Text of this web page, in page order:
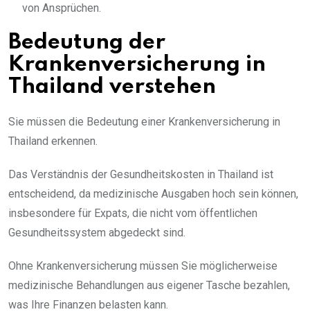
von Ansprüchen.
Bedeutung der
Krankenversicherung in
Thailand verstehen
Sie müssen die Bedeutung einer Krankenversicherung in
Thailand erkennen.
Das Verständnis der Gesundheitskosten in Thailand ist
entscheidend, da medizinische Ausgaben hoch sein können,
insbesondere für Expats, die nicht vom öffentlichen
Gesundheitssystem abgedeckt sind.
Ohne Krankenversicherung müssen Sie möglicherweise
medizinische Behandlungen aus eigener Tasche bezahlen,
was Ihre Finanzen belasten kann.